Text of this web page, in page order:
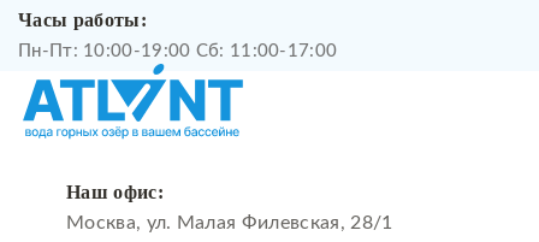
Часы работы:
Пн-Пт: 10:00-19:00 Сб: 11:00-17:00
Наш офис:
Москва, ул. Малая Филевская, 28/1